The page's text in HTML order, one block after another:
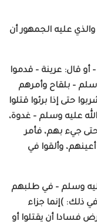
عليه الجمهور أن
قال: عرينة – قدموا
– بلقاح وأمرهم
حتى إذا برئوا قتلوا
عليه وسلم – غدوة،
جيء بهم، فأمر
أيديهم وأرجلهم، وسمر[16] أعينهم، وألقوا في
وسلم – في طلبهم
– في ذلك: )إنما جزاء
فسادا أن يقتلوا أو